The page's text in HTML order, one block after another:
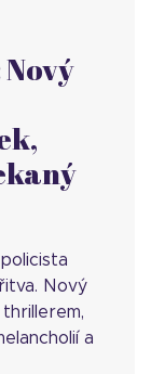
Nový
thrillerem,
a